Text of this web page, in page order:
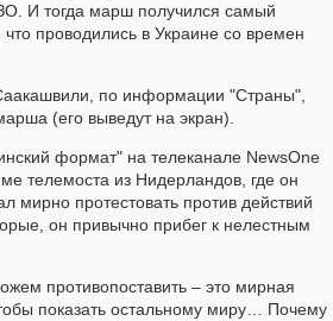
И тогда марш получился самый
проводились в Украине со времен
по информации "Страны",
(его выведут на экран).
формат" на телеканале NewsOne
телемоста из Нидерландов, где он
мирно протестовать против действий
он привычно прибег к нелестным
противопоставить – это мирная
показать остальному миру… Почему